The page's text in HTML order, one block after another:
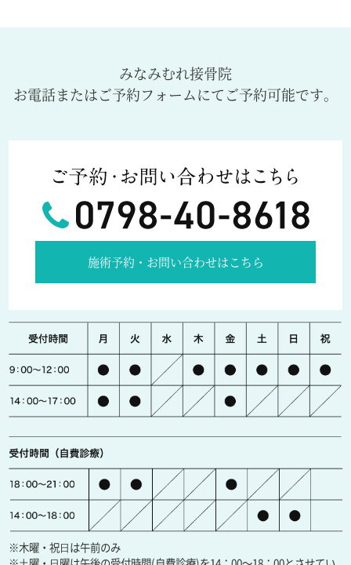
みなみむれ接骨院
お電話またはご予約フォームにてご予約可能です。
施術予約・お問い合わせはこちら
※木曜・祝⽇は午前のみ